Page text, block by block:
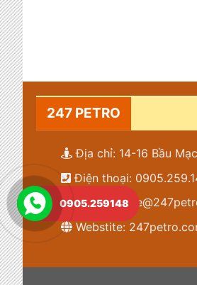
247 PETRO
Địa chỉ: 14-16 Bầu
Điện thoại:
Email:
Webstite:
0905.259148